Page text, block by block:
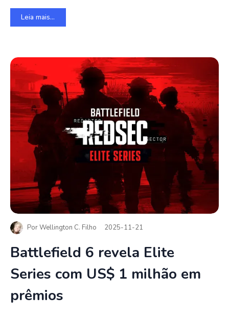
Leia mais...
PorWellington C. Filho 2025-11-21
Battlefield 6 revela Elite
Series com US$ 1 milhão em
prêmios